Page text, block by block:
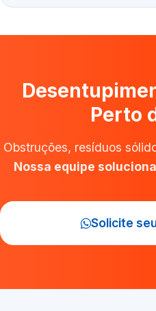
Perto
Obstruções, resíduos
Nossa equipe
Solicite